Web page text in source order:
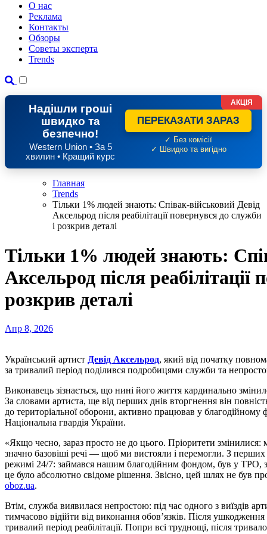
О нас
Реклама
Контакты
Обзоры
Советы эксперта
Trends
Надішли гроші
швидко та
безпечно!
Western Union • За 5
хвилин • Кращий курс
ПЕРЕКАЗАТИ ЗАРАЗ
✓ Без комісії
✓ Швидко та вигідно
АКЦІЯ
Главная
Trends
Тільки 1% людей знають: Співак-військовий Девід
Аксельрод після реабілітації повернувся до служби
і розкрив деталі
Тільки 1% людей знають:
Аксельрод після реабілітації
розкрив деталі
Апр 8, 2026
Український артист Девід Аксельрод, який від початку
за тривалий період поділився подробицями служби та
Виконавець зізнається, що нині його життя кардинально
За словами артиста, ще від перших днів вторгнення він
до територіальної оборони, активно працював у
Національна гвардія України.
«Якщо чесно, зараз просто не до цього. Пріоритети змінилися:
значно базовіші речі — щоб ми вистояли і перемогли. З
режимі 24/7: займався нашим благодійним фондом, був у ТРО,
це було абсолютно свідоме рішення. Звісно, цей шлях не був
oboz.ua.
Втім, служба виявилася непростою: під час одного з виїздів
тимчасово відійти від виконання обов’язків. Після
тривалий період реабілітації. Попри всі труднощі, після